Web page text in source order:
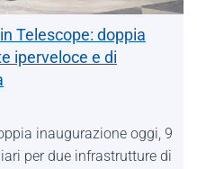
Telescope: doppia
iperveloce e di
inaugurazione oggi, 9
per due infrastrutture di